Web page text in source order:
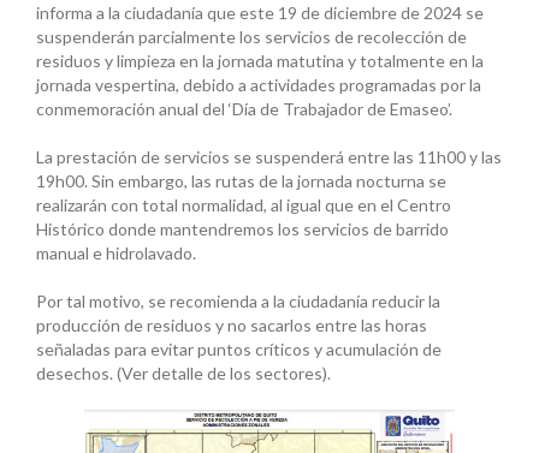
informa a la ciudadanía que este 19 de diciembre de 2024 se
suspenderán parcialmente los servicios de recolección de
residuos y limpieza en la jornada matutina y totalmente en la
jornada vespertina, debido a actividades programadas por la
conmemoración anual del ‘Día de Trabajador de Emaseo’.
La prestación de servicios se suspenderá entre las 11h00 y las
19h00. Sin embargo, las rutas de la jornada nocturna se
realizarán con total normalidad, al igual que en el Centro
Histórico donde mantendremos los servicios de barrido
manual e hidrolavado.
Por tal motivo, se recomienda a la ciudadanía reducir la
producción de residuos y no sacarlos entre las horas
señaladas para evitar puntos críticos y acumulación de
desechos. (Ver detalle de los sectores).